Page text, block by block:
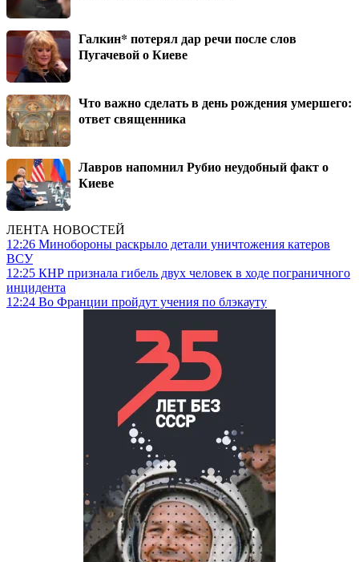
Галкин* потерял дар речи после слов
Пугачевой о Киеве
Что важно сделать в день рождения умершего:
ответ священника
Лавров напомнил Рубио неудобный факт о
Киеве
ЛЕНТА НОВОСТЕЙ
12:26 Минобороны раскрыло детали уничтожения катеров
ВСУ
12:25 КНР признала гибель двух человек в ходе пограничного
инцидента
12:24 Во Франции пройдут учения по блэкауту